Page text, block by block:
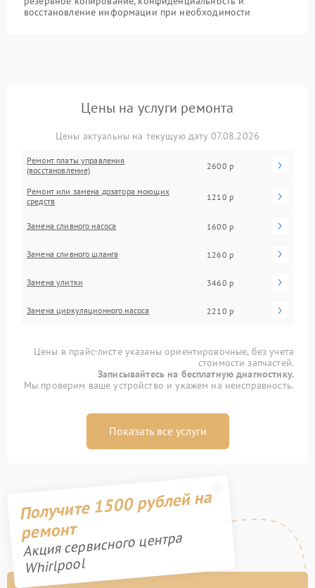
восстановление информации при необходимости
Цены на услуги ремонта
Цены актуальны на текущую дату 07.08.2026
Ремонт платы управления
(восстановление)
2600 р
Ремонт или замена дозатора моющих
средств
1210 р
Замена сливного насоса 1600 р
Замена сливного шланга 1260 р
Замена улитки 3460 р
Замена циркуляционного насоса 2210 р
Цены в прайс-листе указаны ориентировочные, без учета
стоимости запчастей.
Записывайтесь на бесплатную диагностику.
Мы проверим ваше устройство и укажем на неисправность.
Показать все услуги
Получите 1500 рублей на
ремонт
Акция сервисного центра
Whirlpool